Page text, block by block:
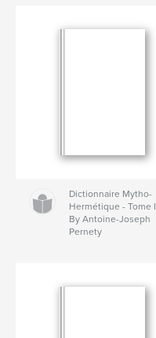
Dictionnaire Mytho-
Hermétique - Tome I
By Antoine-Joseph
Pernety